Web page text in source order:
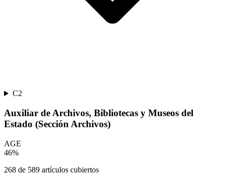
C2
Auxiliar de Archivos, Bibliotecas y Museos del
Estado (Sección Archivos)
AGE
46%
268 de 589 artículos cubiertos